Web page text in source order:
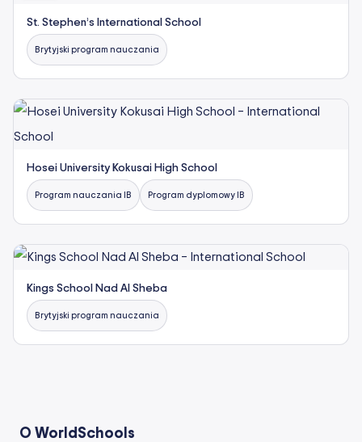
St. Stephen’s International School
Brytyjski program nauczania
Hosei University Kokusai High School
Program nauczania IB Program dyplomowy IB
Kings School Nad Al Sheba
Brytyjski program nauczania
O WorldSchools